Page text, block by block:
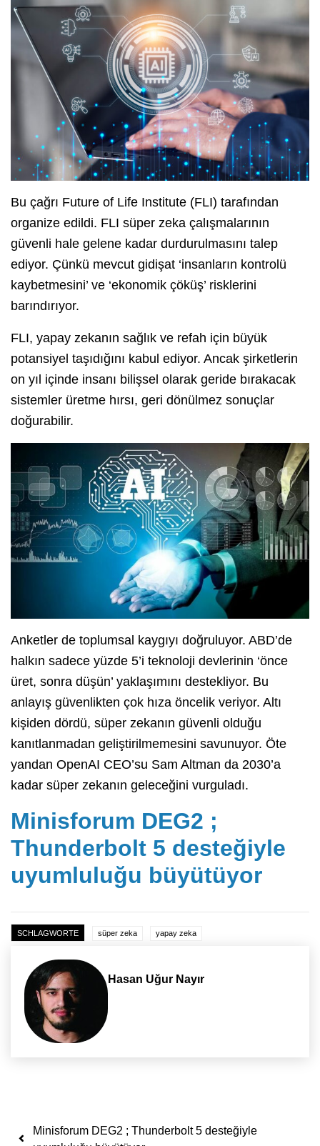
Bu çağrı Future of Life Institute (FLI) tarafından
organize edildi. FLI süper zeka çalışmalarının
güvenli hale gelene kadar durdurulmasını talep
ediyor. Çünkü mevcut gidişat ‘insanların kontrolü
kaybetmesini’ ve ‘ekonomik çöküş’ risklerini
barındırıyor.
FLI, yapay zekanın sağlık ve refah için büyük
potansiyel taşıdığını kabul ediyor. Ancak şirketlerin
on yıl içinde insanı bilişsel olarak geride bırakacak
sistemler üretme hırsı, geri dönülmez sonuçlar
doğurabilir.
Anketler de toplumsal kaygıyı doğruluyor. ABD’de
halkın sadece yüzde 5’i teknoloji devlerinin ‘önce
üret, sonra düşün’ yaklaşımını destekliyor. Bu
anlayış güvenlikten çok hıza öncelik veriyor. Altı
kişiden dördü, süper zekanın güvenli olduğu
kanıtlanmadan geliştirilmemesini savunuyor. Öte
yandan OpenAI CEO’su Sam Altman da 2030’a
kadar süper zekanın geleceğini vurguladı.
Minisforum DEG2 ;
Thunderbolt 5 desteğiyle
uyumluluğu büyütüyor
SCHLAGWORTE süper zeka yapay zeka
Hasan Uğur Nayır
Yazı dolaşımı
Minisforum DEG2 ; Thunderbolt 5 desteğiyle